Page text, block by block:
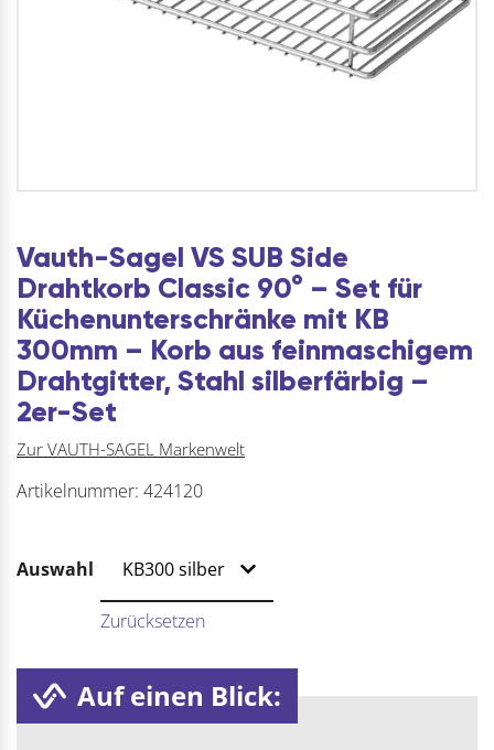
Vauth-Sagel VS SUB Side
Drahtkorb Classic 90° – Set für
Küchenunterschränke mit KB
300mm – Korb aus feinmaschigem
Drahtgitter, Stahl silberfärbig –
2er-Set
Zur VAUTH-SAGEL Markenwelt
Artikelnummer: 424120
Auswahl
Zurücksetzen
Auf einen Blick: